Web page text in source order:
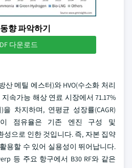
향 파악하기
다운로드
산 메틸 에스터)와 HVO(수소화 처리
속가능 해상 연료 시장에서 71.17%
차지하며, 연평균 성장률(CAGR)
이 점유율은 기존 엔진 구성 및
성으로 인한 것입니다. 즉, 자본 집약
용할 수 있어 실용성이 뛰어납니다.
등 주요 항구에서 B30 RF와 같은